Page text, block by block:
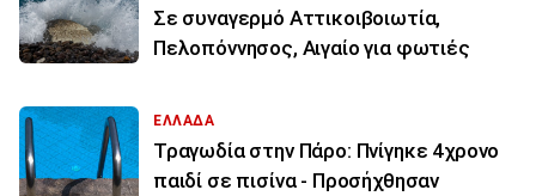
Σε συναγερμό Αττικοιβοιωτία,
Πελοπόννησος, Αιγαίο για φωτιές
ΕΛΛΑΔΑ
Τραγωδία στην Πάρο: Πνίγηκε 4χρονο
παιδί σε πισίνα - Προσήχθησαν